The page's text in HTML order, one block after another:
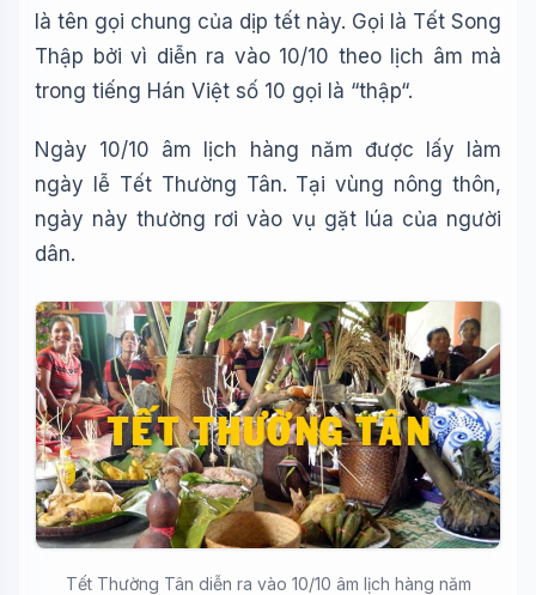
là tên gọi chung của dịp tết này. Gọi là Tết Song
Thập bởi vì diễn ra vào 10/10 theo lịch âm mà
trong tiếng Hán Việt số 10 gọi là “thập“.
Ngày 10/10 âm lịch hàng năm được lấy làm
ngày lễ Tết Thường Tân. Tại vùng nông thôn,
ngày này thường rơi vào vụ gặt lúa của người
dân.
Tết Thường Tân diễn ra vào 10/10 âm lịch hàng năm